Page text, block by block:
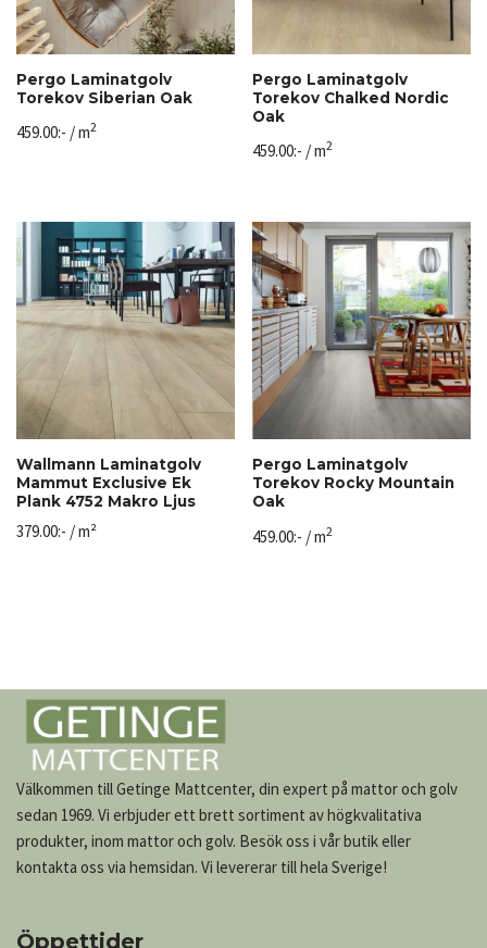
Pergo Laminatgolv
Torekov Siberian Oak
459.00:- / m2
Pergo Laminatgolv
Torekov Chalked Nordic
Oak
459.00:- / m2
Wallmann Laminatgolv
Mammut Exclusive Ek
Plank 4752 Makro Ljus
379.00:- / m²
Pergo Laminatgolv
Torekov Rocky Mountain
Oak
459.00:- / m2
Välkommen till Getinge Mattcenter, din expert på mattor och golv
sedan 1969. Vi erbjuder ett brett sortiment av högkvalitativa
produkter, inom mattor och golv. Besök oss i vår butik eller
kontakta oss via hemsidan. Vi levererar till hela Sverige!
Öppettider